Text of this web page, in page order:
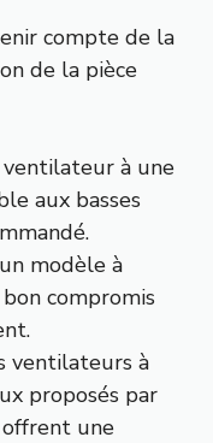
compte de la
de la pièce
ventilateur à une
aux basses
modèle à
compromis
ventilateurs à
proposés par
offrent une